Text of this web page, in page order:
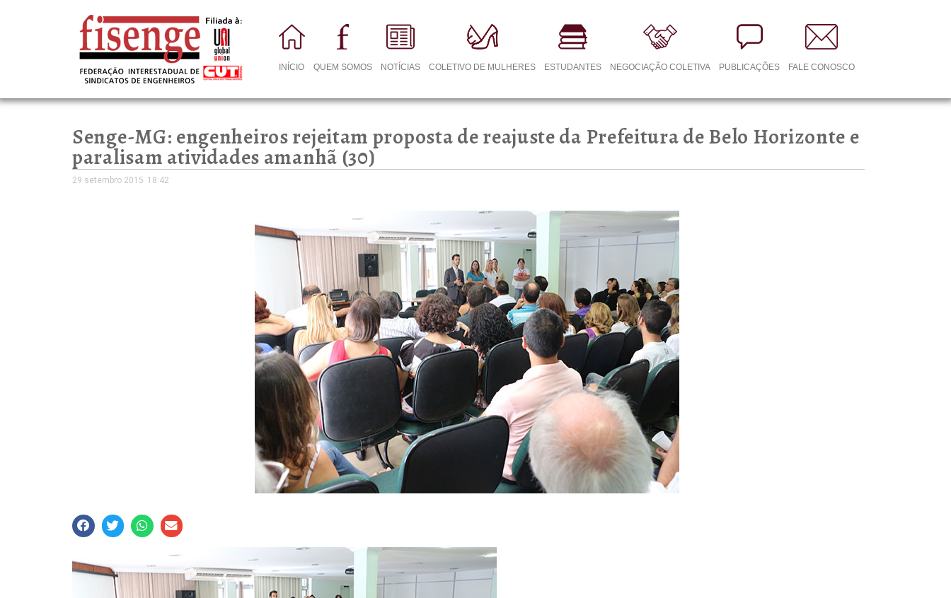
INÍCIO QUEM SOMOS NOTÍCIAS COLETIVO DE MULHERES ESTUDANTES NEGOCIAÇÃO COLETIVA PUBLICAÇÕES FALE CONOSCO
Senge-MG: engenheiros rejeitam proposta de reajuste da Prefeitura de Belo Horizonte e
paralisam atividades amanhã (30)
29 setembro 2015 18:42